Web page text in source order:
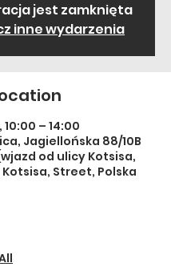
jest zamknięta
inne wydarzenia
10:00 – 14:00
Jagiellońska 88/10B
od ulicy Kotsisa,
Street, Polska